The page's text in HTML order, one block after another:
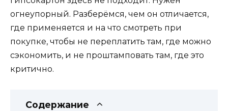
огнеупорный. Разберёмся, чем он отличается,
где применяется и на что смотреть при
покупке, чтобы не переплатить там, где можно
сэкономить, и не проштамповать там, где это
критично.
Содержание